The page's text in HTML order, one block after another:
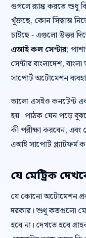
গুগলে র‍্যাঙ্ক করতে শুধু
খুঁজছে, কোন সিদ্ধান্ত
চাইছে - এগুলো উত্তর
এআই কল সেন্টার;
সেন্টার বাংলাদেশ,
সাপোর্ট অটোমেশন
ভালো এসইও কনটেন্ট
হয়। পাঠক যেন পড়ে
কী পরীক্ষা করবেন, এবং
এআই সাপোর্ট প্ল্যাটফর্ম
যে মেট্রিক
যে কোনো অটোমেশন
দরকার। শুধু কতগুলো
হবে না। দেখতে হবে